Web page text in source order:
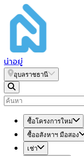
น่าอยู่
อุบลราชธานี
ซื้อโครงการใหม่
ซื้ออสังหาฯ มือสอง
เช่า